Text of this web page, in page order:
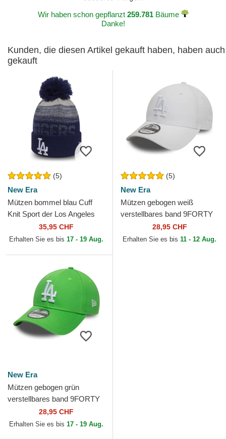
Wir haben schon gepflanzt 259.781Bäume
Danke!
Kunden, die diesen Artikel gekauft haben, haben auch
gekauft
(5)
New Era
Mützen bommel blau Cuff
Knit Sport der Los Angeles
Dodgers MLB von New Era
35,95 CHF
Erhalten Sie es bis 17 - 19 Aug.
(5)
New Era
Mützen gebogen weiß
verstellbares band 9FORTY
League Essential der Los
Angeles Dodgers MLB von...
28,95 CHF
Erhalten Sie es bis 11 - 12 Aug.
New Era
Mützen gebogen grün
verstellbares band 9FORTY
League Essential der Los
Angeles Dodgers MLB von...
28,95 CHF
Erhalten Sie es bis 17 - 19 Aug.